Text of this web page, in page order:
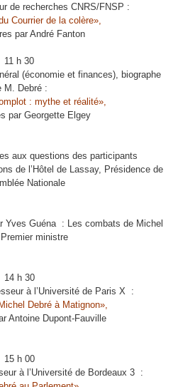
de recherches CNRS/FNSP :
Courrier de la colère»,
par André Fanton
11 h 30
(économie et finances), biographe
M. Debré :
: mythe et réalité»,
par Georgette Elgey
aux questions des participants
de l’Hôtel de Lassay, Présidence de
Nationale
Yves Guéna : Les combats de Michel
ministre
14 h 30
à l’Université de Paris X :
Debré à Matignon»,
Antoine Dupont-Fauville
15 h 00
à l’Université de Bordeaux 3 :